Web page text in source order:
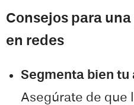
Consejos para
en redes
Segmenta bien tu
Asegúrate de que